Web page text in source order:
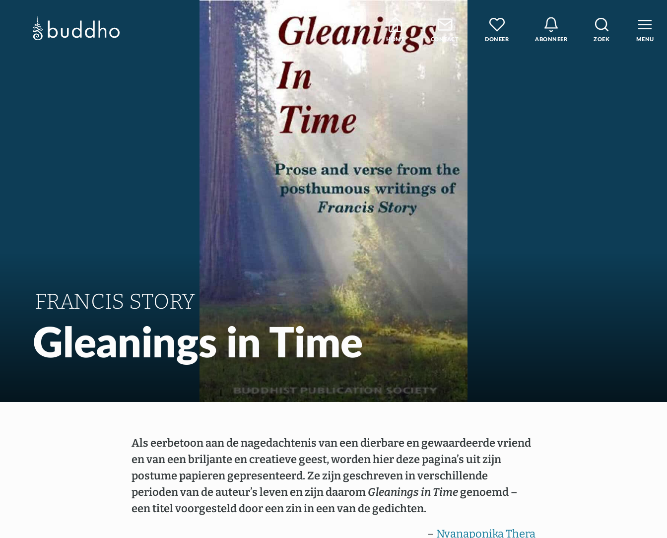
MENU
ZOEK
ABONNEER
DONEER
CONTACT
HOME
Blog
Leraren
Podcast en Praatjes
Samatha Meditatie
De Vier Edele Waarheden
Theravada Bibliotheek
Gratis Meditatiecursus
FRANCIS STORY
Gleanings in Time
Als eerbetoon aan de nagedachtenis van een dierbare en gewaardeerde vriend
en van een briljante en creatieve geest, worden hier deze pagina’s uit zijn
postume papieren gepresenteerd. Ze zijn geschreven in verschillende
perioden van de auteur’s leven en zijn daaromGleanings in Timegenoemd –
een titel voorgesteld door een zin in een van de gedichten.
– Nyanaponika Thera